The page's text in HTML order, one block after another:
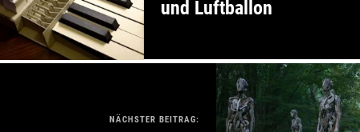
und Luftballon
NÄCHSTER BEITRAG: